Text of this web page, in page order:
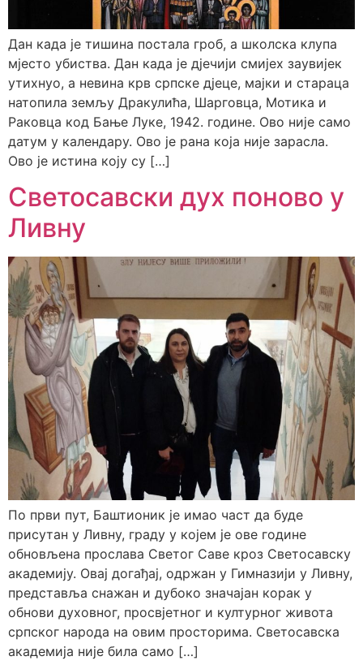
Дан када је тишина постала гроб, а школска клупа
мјесто убиства. Дан када је дјечији смијех заувијек
утихнуо, а невина крв српске дјеце, мајки и стараца
натопила земљу Дракулића, Шарговца, Мотика и
Раковца код Бање Луке, 1942. године. Ово није само
датум у календару. Ово је рана која није зарасла.
Ово је истина коју су […]
Светосавски дух поново у
Ливну
По први пут, Баштионик је имао част да буде
присутан у Ливну, граду у којем је ове године
обновљена прослава Светог Саве кроз Светосавску
академију. Овај догађај, одржан у Гимназији у Ливну,
представља снажан и дубоко значајан корак у
обнови духовног, просвјетног и културног живота
српског народа на овим просторима. Светосавска
академија није била само […]